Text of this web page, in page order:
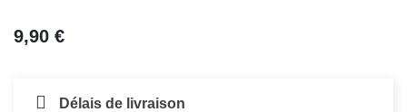
9,90 €
Délais de livraison